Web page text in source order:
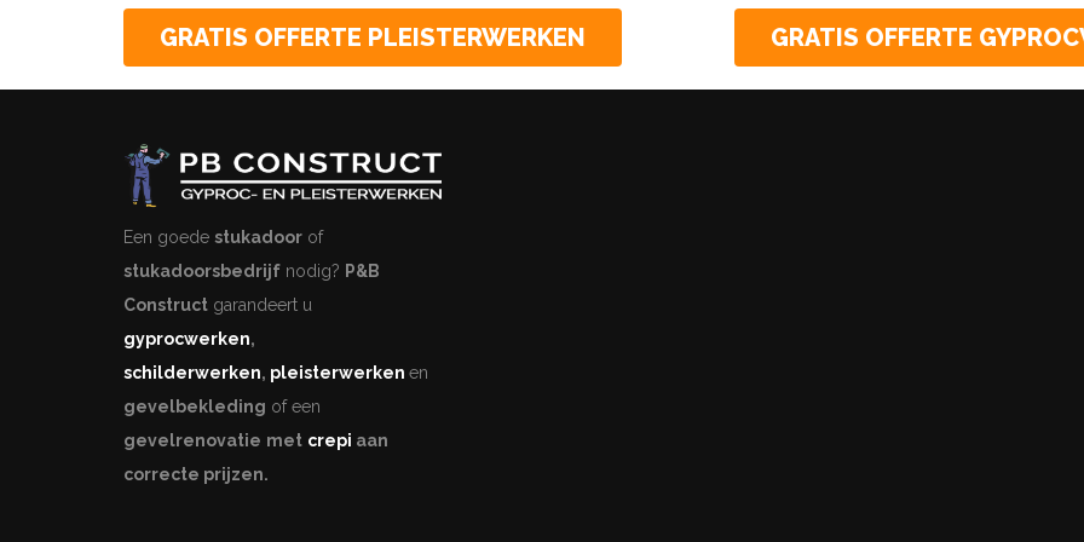
GRATIS OFFERTE PLEISTERWERKEN GRATIS OFFERTE
Een goede stukadoor of
stukadoorsbedrijf nodig? P&B
Construct garandeert u
gyprocwerken,
schilderwerken, pleisterwerken en
gevelbekleding of een
gevelrenovatie met crepi aan
correcte prijzen.